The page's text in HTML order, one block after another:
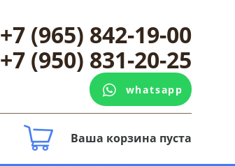
+7 (965) 842-19-00
+7 (950) 831-20-25
whatsapp
Ваша корзина пуста